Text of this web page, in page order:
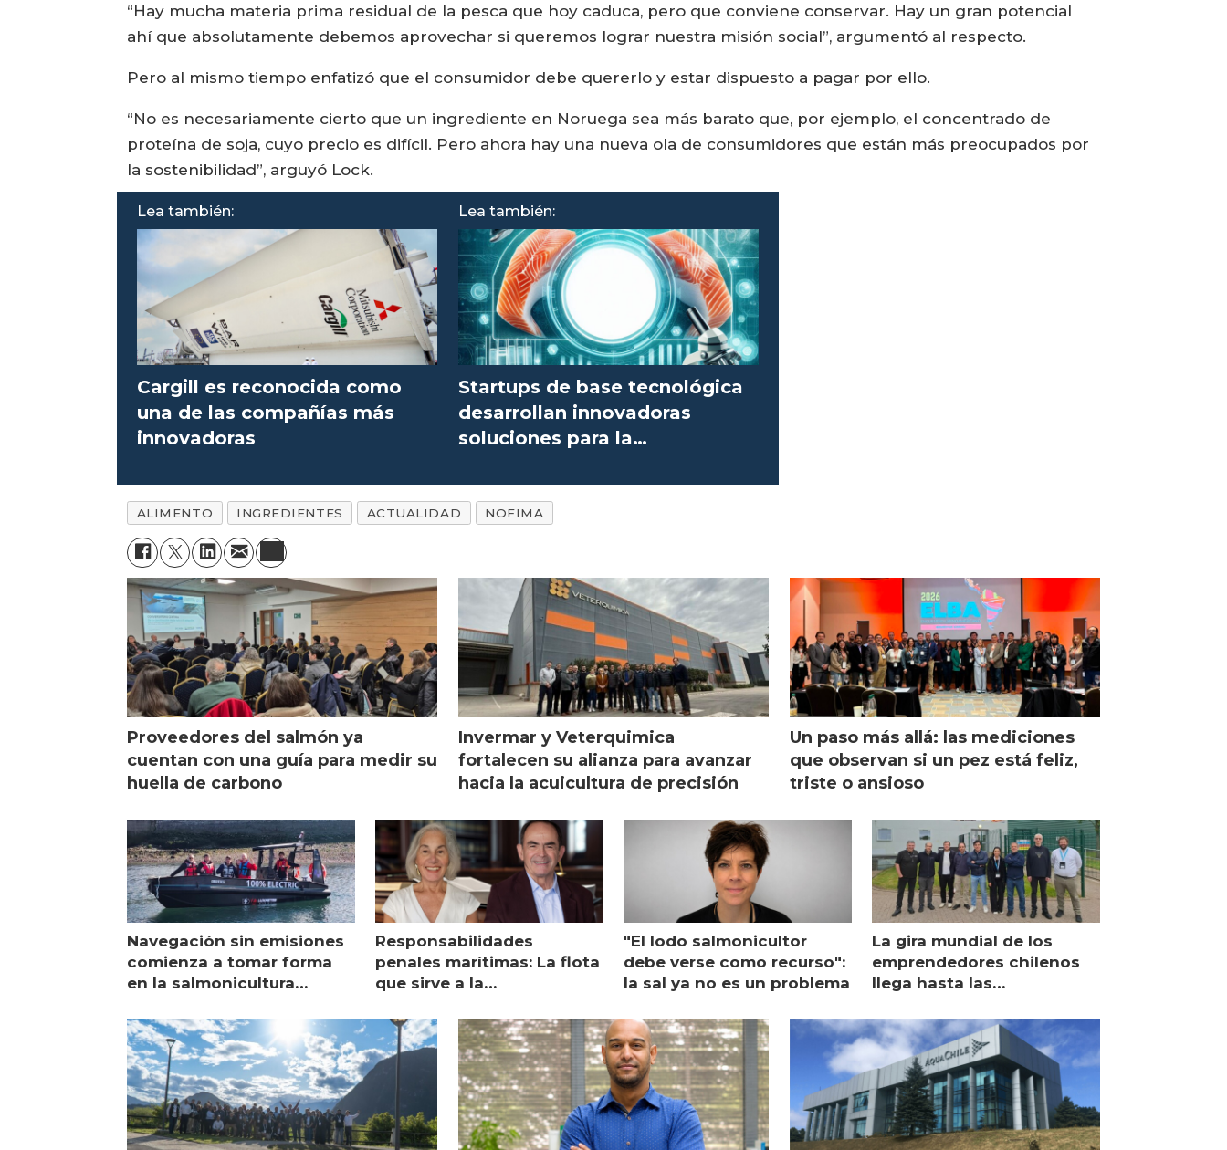
“Hay mucha materia prima residual de la pesca que hoy caduca, pero que conviene conservar. Hay un gran potencial
ahí que absolutamente debemos aprovechar si queremos lograr nuestra misión social”, argumentó al respecto.
Pero al mismo tiempo enfatizó que el consumidor debe quererlo y estar dispuesto a pagar por ello.
“No es necesariamente cierto que un ingrediente en Noruega sea más barato que, por ejemplo, el concentrado de
proteína de soja, cuyo precio es difícil. Pero ahora hay una nueva ola de consumidores que están más preocupados por
la sostenibilidad”, arguyó Lock.
Lea también:
Cargill es reconocida como
una de las compañías más
innovadoras
Lea también:
Startups de base tecnológica
desarrollan innovadoras
soluciones para la
ALIMENTO INGREDIENTES ACTUALIDAD NOFIMA
Proveedores del salmón ya
cuentan con una guía para medir su
huella de carbono
Invermar y Veterquimica
fortalecen su alianza para avanzar
hacia la acuicultura de precisión
Un paso más allá: las mediciones
que observan si un pez está feliz,
triste o ansioso
Navegación sin emisiones
comienza a tomar forma
en la salmonicultura
Responsabilidades
penales marítimas: La flota
que sirve a la
visión
"El lodo salmonicultor
debe verse como recurso":
la sal ya no es un problema
La gira mundial de los
emprendedores chilenos
llega hasta las
Escocia